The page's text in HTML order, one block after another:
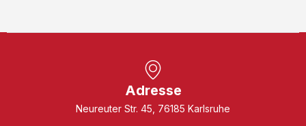
Adresse
Neureuter Str. 45, 76185 Karlsruhe